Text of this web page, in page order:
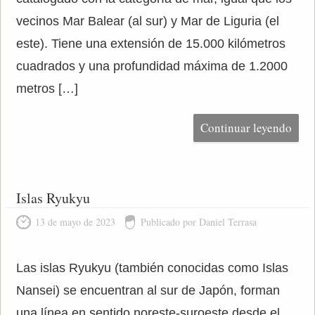
vecinos Mar Balear (al sur) y Mar de Liguria (el
este). Tiene una extensión de 15.000 kilómetros
cuadrados y una profundidad máxima de 1.2000
metros […]
Continuar leyendo
Islas Ryukyu
13 de mayo de 2023 Publicado por Daniel Terrasa
Las islas Ryukyu (también conocidas como Islas
Nansei) se encuentran al sur de Japón, forman